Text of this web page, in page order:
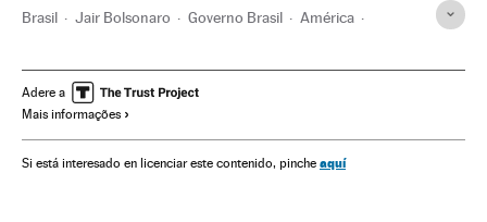
Brasil Jair Bolsonaro Governo Brasil América
Hamilton Mourão Levy Fidelix
Adere a
Mais informações
Si está interesado en licenciar este contenido, pinche aquí